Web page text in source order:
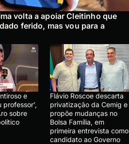
volta a apoiar Cleitinho que
ferido, mas vou para a
e
professor’,
sobre
Flávio Roscoe descarta
privatização da Cemig e
propõe mudanças no
Bolsa Família, em
primeira entrevista como
candidato ao Governo